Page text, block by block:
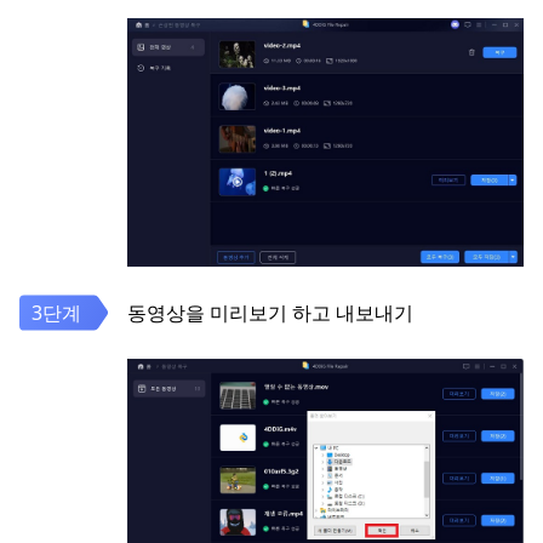
동영상을 미리보기 하고 내보내기